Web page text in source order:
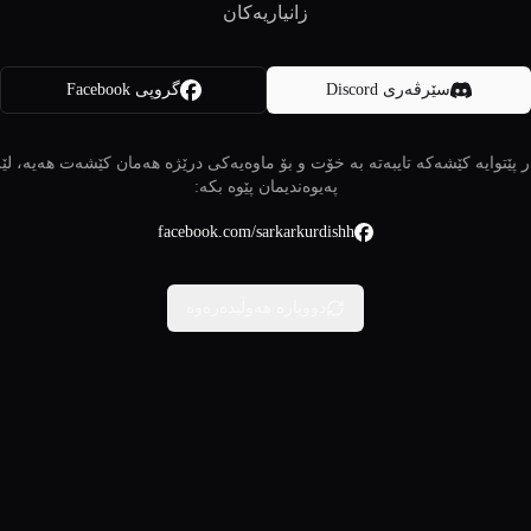
زانیاریەکان
سێرڤەری Discord گروپی Facebook
پێتوایە کێشەکە تایبەتە بە خۆت و بۆ ماوەیەکی درێژە هەمان کێشەت هەیە،
پەیوەندیمان پێوە بکە:
facebook.com/sarkarkurdishh